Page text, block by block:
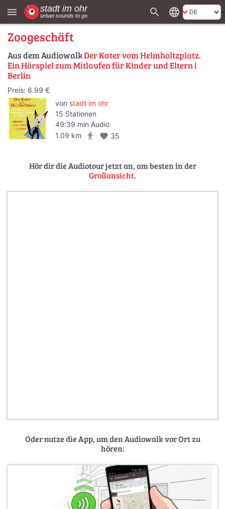
menu search language
Zoogeschäft
Aus dem AudiowalkDer Kater vom Helmholtzplatz.
Ein Hörspiel zum Mitlaufen für Kinder und Eltern |
Berlin
Preis: 6.99 €
von stadt im ohr
15 Stationen
49:39 min Audio
1.09 km
directions_walk favorite 35
Hör dir die Audiotour jetzt an, am besten in der
Großansicht.
Oder nutze die App, um den Audiowalk vor Ort zu
hören: